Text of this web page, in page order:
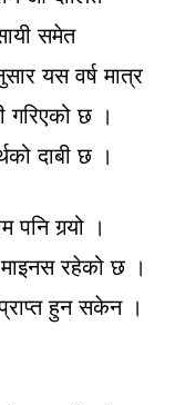
समेत
यस वर्ष मात्र
गरिएको छ ।
दाबी छ ।
गर्‍यो ।
माइनस रहेको छ ।
हुन सकेन ।